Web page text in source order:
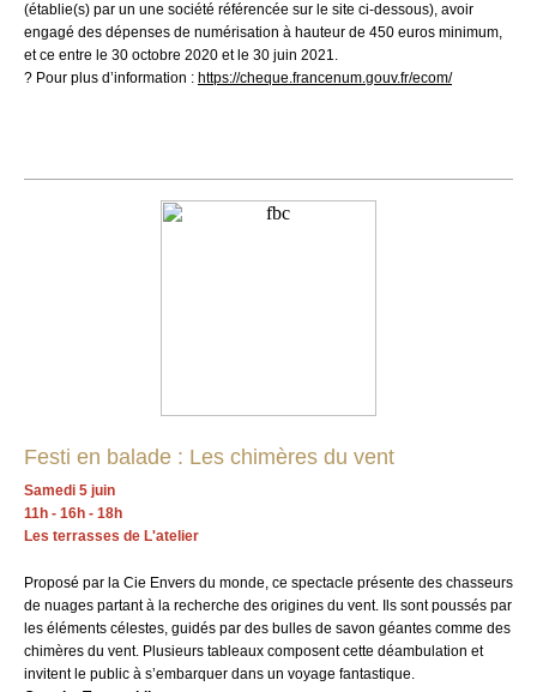
(établie(s) par un une société référencée sur le site ci-dessous), avoir
engagé des dépenses de numérisation à hauteur de 450 euros minimum,
et ce entre le 30 octobre 2020 et le 30 juin 2021.
? Pour plus d’information : https://cheque.francenum.gouv.fr/ecom/
Festi en balade : Les chimères du vent
Samedi 5 juin
11h - 16h - 18h
Les terrasses de L'atelier
Proposé par la Cie Envers du monde, ce spectacle présente des chasseurs
de nuages partant à la recherche des origines du vent. Ils sont poussés par
les éléments célestes, guidés par des bulles de savon géantes comme des
chimères du vent. Plusieurs tableaux composent cette déambulation et
invitent le public à s’embarquer dans un voyage fantastique.